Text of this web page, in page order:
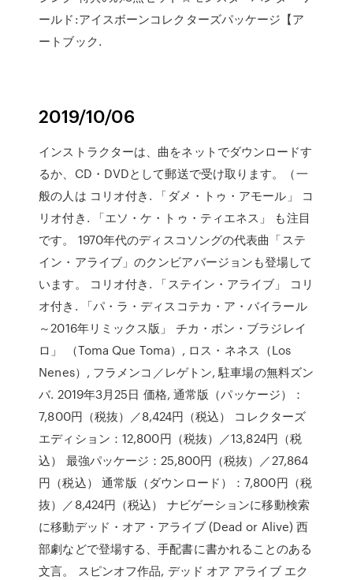
ールド:アイスボーンコレクターズパッケージ【ア
ートブック.
2019/10/06
インストラクターは、曲をネットでダウンロードす
るか、CD・DVDとして郵送で受け取ります。（一
般の人は コリオ付き. 「ダメ・トゥ・アモール」 コ
リオ付き. 「エソ・ケ・トゥ・ティエネス」 も注目
です。 1970年代のディスコソングの代表曲「ステ
イン・アライブ」のクンビアバージョンも登場して
います。 コリオ付き. 「ステイン・アライブ」 コリ
オ付き. 「パ・ラ・ディスコテカ・ア・バイラール
～2016年リミックス版」 チカ・ボン・ブラジレイ
ロ」 （Toma Que Toma）, ロス・ネネス（Los
Nenes）, フラメンコ／レゲトン, 駐車場の無料ズン
バ. 2019年3月25日 価格, 通常版（パッケージ）：
7,800円（税抜）／8,424円（税込） コレクターズ
エディション：12,800円（税抜）／13,824円（税
込） 最強パッケージ：25,800円（税抜）／27,864
円（税込） 通常版（ダウンロード）：7,800円（税
抜）／8,424円（税込） ナビゲーションに移動検索
に移動デッド・オア・アライブ (Dead or Alive) 西
部劇などで登場する、手配書に書かれることのある
文言。 スピンオフ作品, デッド オア アライブ エク